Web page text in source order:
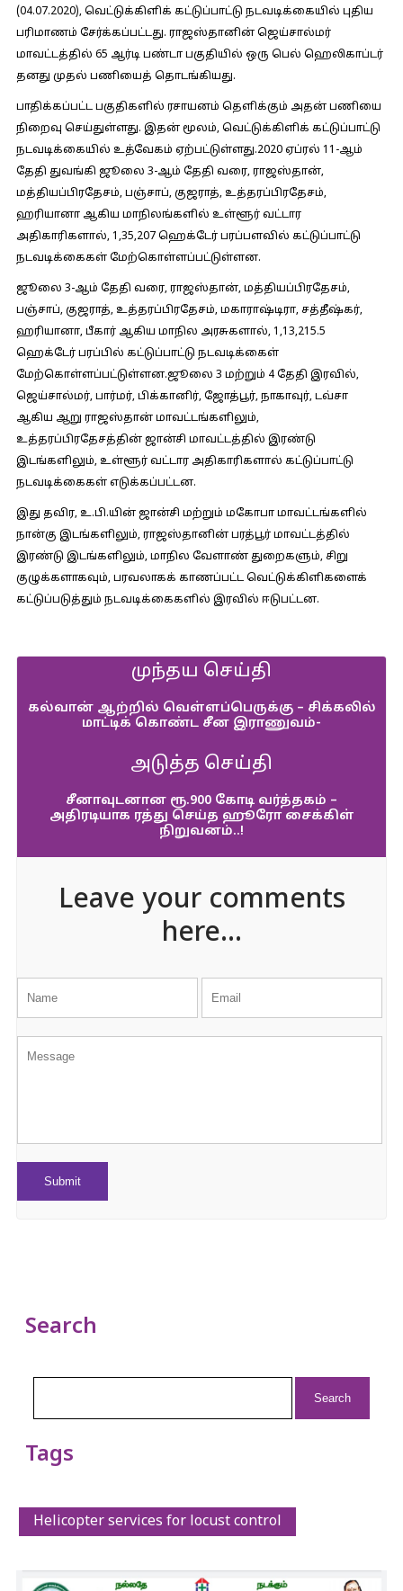
(04.07.2020), வெட்டுக்கிளிக் கட்டுப்பாட்டு நடவடிக்கையில் புதிய
பரிமாணம் சேர்க்கப்பட்டது. ராஜஸ்தானின் ஜெய்சால்மர்
மாவட்டத்தில் 65 ஆர்டி பண்டா பகுதியில் ஒரு பெல் ஹெலிகாப்டர்
தனது முதல் பணியைத் தொடங்கியது.
பாதிக்கப்பட்ட பகுதிகளில் ரசாயனம் தெளிக்கும் அதன் பணியை
நிறைவு செய்துள்ளது. இதன் மூலம், வெட்டுக்கிளிக் கட்டுப்பாட்டு
நடவடிக்கையில் உத்வேகம் ஏற்பட்டுள்ளது.2020 ஏப்ரல் 11-ஆம்
தேதி துவங்கி ஜூலை 3-ஆம் தேதி வரை, ராஜஸ்தான்,
மத்தியப்பிரதேசம், பஞ்சாப், குஜராத், உத்தரப்பிரதேசம்,
ஹரியானா ஆகிய மாநிலங்களில் உள்ளூர் வட்டார
அதிகாரிகளால், 1,35,207 ஹெக்டேர் பரப்பளவில் கட்டுப்பாட்டு
நடவடிக்கைகள் மேற்கொள்ளப்பட்டுள்ளன.
ஜூலை 3-ஆம் தேதி வரை, ராஜஸ்தான், மத்தியப்பிரதேசம்,
பஞ்சாப், குஜராத், உத்தரப்பிரதேசம், மகாராஷ்டிரா, சத்தீஷ்கர்,
ஹரியானா, பீகார் ஆகிய மாநில அரசுகளால், 1,13,215.5
ஹெக்டேர் பரப்பில் கட்டுப்பாட்டு நடவடிக்கைள்
மேற்கொள்ளப்பட்டுள்ளன.ஜூலை 3 மற்றும் 4 தேதி இரவில்,
ஜெய்சால்மர், பார்மர், பிக்கானிர், ஜோத்பூர், நாகாவுர், டவ்சா
ஆகிய ஆறு ராஜஸ்தான் மாவட்டங்களிலும்,
உத்தரப்பிரதேசத்தின் ஜான்சி மாவட்டத்தில் இரண்டு
இடங்களிலும், உள்ளூர் வட்டார அதிகாரிகளால் கட்டுப்பாட்டு
நடவடிக்கைகள் எடுக்கப்பட்டன.
இது தவிர, உ.பி.யின் ஜான்சி மற்றும் மகோபா மாவட்டங்களில்
நான்கு இடங்களிலும், ராஜஸ்தானின் பரத்பூர் மாவட்டத்தில்
இரண்டு இடங்களிலும், மாநில வேளாண் துறைகளும், சிறு
குழுக்களாகவும், பரவலாகக் காணப்பட்ட வெட்டுக்கிளிகளைக்
கட்டுப்படுத்தும் நடவடிக்கைகளில் இரவில் ஈடுபட்டன.
முந்தய செய்தி
கல்வான் ஆற்றில் வெள்ளப்பெருக்கு – சிக்கலில்
மாட்டிக் கொண்ட சீன இராணுவம்-
அடுத்த செய்தி
சீனாவுடனான ரூ.900 கோடி வர்த்தகம் –
அதிரடியாக ரத்து செய்த ஹூரோ சைக்கிள்
நிறுவனம்..!
Leave your comments
here...
Search
Tags
Helicopter services for locust control